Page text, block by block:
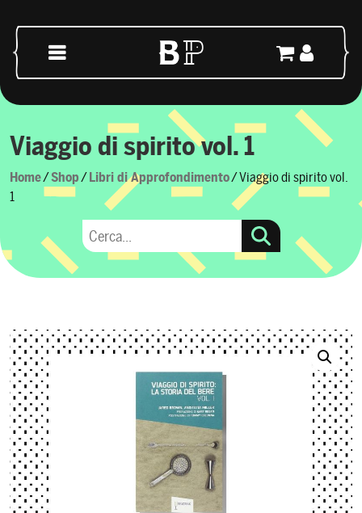
Navigazione principale
Viaggio di spirito vol. 1
Home/Shop/Libri di Approfondimento/ Viaggio di spirito vol.
1